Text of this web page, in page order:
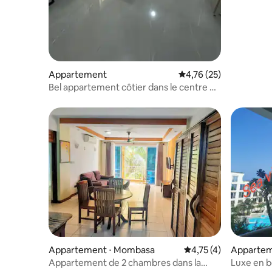
Appartement Évaluation moyenne
4,76 (25)
Bel appartement côtier dans le centre de
Appartement ⋅ Mombasa Évaluation moyenne
4,75 (4)
Appartement de 2 chambres dans la
Luxe en